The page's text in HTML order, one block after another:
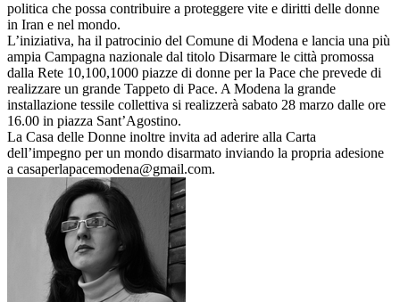
politica che possa contribuire a proteggere vite e diritti delle donne
in Iran e nel mondo.
L’iniziativa, ha il patrocinio del Comune di Modena e lancia una più
ampia Campagna nazionale dal titolo Disarmare le città promossa
dalla Rete 10,100,1000 piazze di donne per la Pace che prevede di
realizzare un grande Tappeto di Pace. A Modena la grande
installazione tessile collettiva si realizzerà sabato 28 marzo dalle ore
16.00 in piazza Sant’Agostino.
La Casa delle Donne inoltre invita ad aderire alla Carta
dell’impegno per un mondo disarmato inviando la propria adesione
a casaperlapacemodena@gmail.com.